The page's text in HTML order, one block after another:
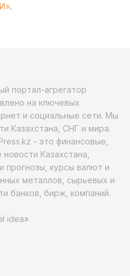
.
портал-агрегатор
на ключевых
и социальные сети. Мы
Казахстана, СНГ и мира.
- это финансовые,
Казахстана,
прогнозы, курсы валют и
металлов, сырьевых и
банков, бирж, компаний.
idea»